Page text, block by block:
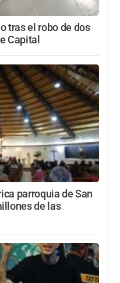
tras el robo de dos
Capital
parroquia de San
de las